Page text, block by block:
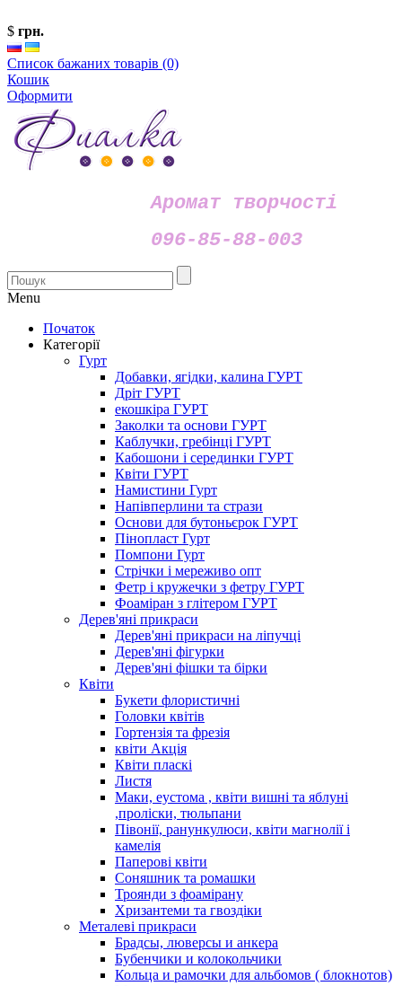
$ грн.
Список бажаних товарів (0)
Кошик
Оформити
Аромат творчості
096-85-88-003
Menu
Початок
Категорії
Гурт
Добавки, ягідки, калина ГУРТ
Дріт ГУРТ
екошкіра ГУРТ
Заколки та основи ГУРТ
Каблучки, гребінці ГУРТ
Кабошони і серединки ГУРТ
Квіти ГУРТ
Намистини Гурт
Напівперлини та стрази
Основи для бутоньєрок ГУРТ
Пінопласт Гурт
Помпони Гурт
Стрічки і мереживо опт
Фетр і кружечки з фетру ГУРТ
Фоаміран з глітером ГУРТ
Дерев'яні прикраси
Дерев'яні прикраси на ліпучці
Дерев'яні фігурки
Дерев'яні фішки та бірки
Квіти
Букети флористичні
Головки квітів
Гортензія та фрезія
квіти Акція
Квіти пласкі
Листя
Маки, еустома , квіти вишні та яблуні
,проліски, тюльпани
Півонії, ранункулюси, квіти магнолії і
камелія
Паперові квіти
Соняшник та ромашки
Троянди з фоамірану
Хризантеми та гвоздіки
Металеві прикраси
Брадсы, люверсы и анкера
Бубенчики и колокольчики
Кольца и рамочки для альбомов ( блокнотов)